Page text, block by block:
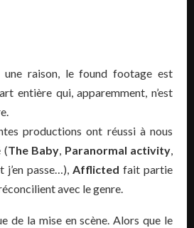
raison, le found footage est
entière qui, apparemment, n’est
productions ont réussi à nous
(The Baby, Paranormal activity,
j’en passe…), Afflicted fait partie
avec le genre.
de la mise en scène. Alors que le